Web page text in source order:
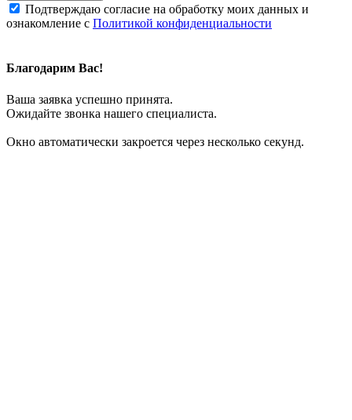
Подтверждаю согласие на обработку моих данных и
ознакомление с Политикой конфиденциальности
Благодарим Вас!
Ваша заявка успешно принята.
Ожидайте звонка нашего специалиста.
Окно автоматически закроется через несколько секунд.